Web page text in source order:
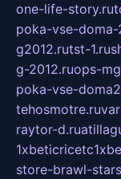
one-life-story.ru
poka-vse-doma-
g2012.rutst-1.ru
g-2012.ruops-
poka-vse-
tehosmotre.ru
raytor-d.ru
store-brawl-